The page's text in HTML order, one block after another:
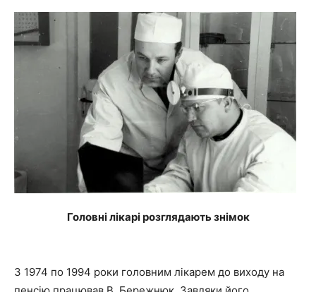
Головні лікарі розглядають знімок
З 1974 по 1994 роки головним лікарем до виходу на